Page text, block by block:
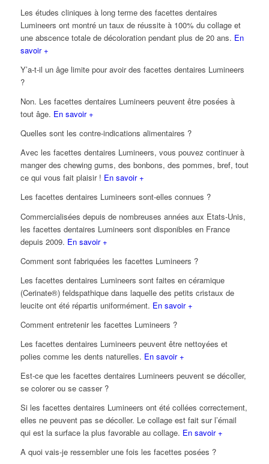
Les études cliniques à long terme des facettes dentaires
Lumineers ont montré un taux de réussite à 100% du collage et
une abscence totale de décoloration pendant plus de 20 ans. En
savoir +
Y’a-t-il un âge limite pour avoir des facettes dentaires Lumineers
?
Non. Les facettes dentaires Lumineers peuvent être posées à
tout âge. En savoir +
Quelles sont les contre-indications alimentaires ?
Avec les facettes dentaires Lumineers, vous pouvez continuer à
manger des chewing gums, des bonbons, des pommes, bref, tout
ce qui vous fait plaisir ! En savoir +
Les facettes dentaires Lumineers sont-elles connues ?
Commercialisées depuis de nombreuses années aux Etats-Unis,
les facettes dentaires Lumineers sont disponibles en France
depuis 2009. En savoir +
Comment sont fabriquées les facettes Lumineers ?
Les facettes dentaires Lumineers sont faites en céramique
(Cerinate®) feldspathique dans laquelle des petits cristaux de
leucite ont été répartis uniformément. En savoir +
Comment entretenir les facettes Lumineers ?
Les facettes dentaires Lumineers peuvent être nettoyées et
polies comme les dents naturelles. En savoir +
Est-ce que les facettes dentaires Lumineers peuvent se décoller,
se colorer ou se casser ?
Si les facettes dentaires Lumineers ont été collées correctement,
elles ne peuvent pas se décoller. Le collage est fait sur l’émail
qui est la surface la plus favorable au collage. En savoir +
A quoi vais-je ressembler une fois les facettes posées ?